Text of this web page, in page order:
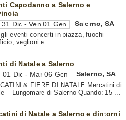
Capodanno a Salerno e
31 Dic - Ven 01 Gen Salerno, SA
eventi concerti in piazza, fuochi
veglioni e ...
di Natale a Salerno
01 Dic - Mar 06 Gen Salerno, SA
& FIERE DI NATALE Mercatini di
– Lungomare di Salerno Quando: 15 ...
di Natale a Salerno e dintorni